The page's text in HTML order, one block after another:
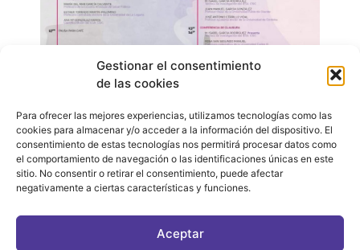
Gestionar el consentimiento
de las cookies
Para ofrecer las mejores experiencias, utilizamos tecnologías como las
cookies para almacenar y/o acceder a la información del dispositivo. El
consentimiento de estas tecnologías nos permitirá procesar datos como
el comportamiento de navegación o las identificaciones únicas en este
sitio. No consentir o retirar el consentimiento, puede afectar
negativamente a ciertas características y funciones.
Aceptar
ASOCIATE AL FÓRUM